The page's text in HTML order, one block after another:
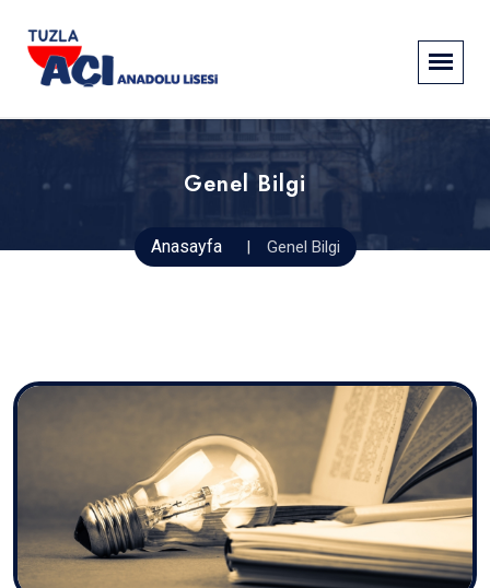
Genel Bilgi
Anasayfa Genel Bilgi